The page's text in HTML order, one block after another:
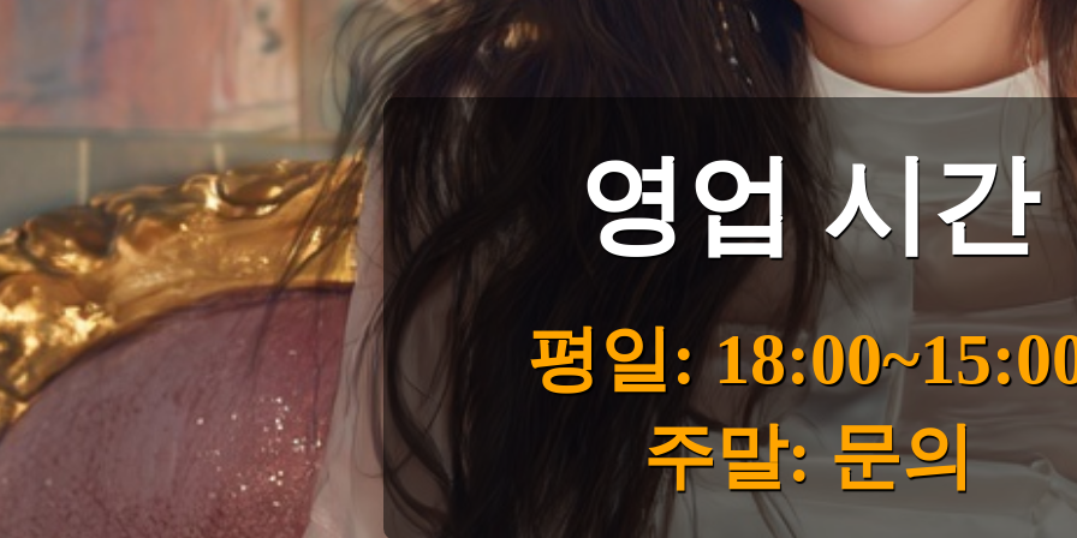
영업 시간
평일:
주말: 문의